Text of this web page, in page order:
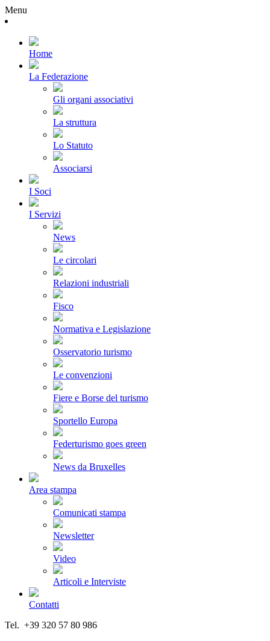
Menu
Home
La Federazione
Gli organi associativi
La struttura
Lo Statuto
Associarsi
I Soci
I Servizi
News
Le circolari
Relazioni industriali
Fisco
Normativa e Legislazione
Osservatorio turismo
Le convenzioni
Fiere e Borse del turismo
Sportello Europa
Federturismo goes green
News da Bruxelles
Area stampa
Comunicati stampa
Newsletter
Video
Articoli e Interviste
Contatti
Tel. +39 320 57 80 986